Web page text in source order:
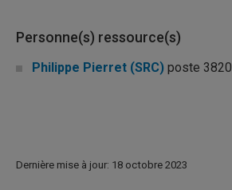
Personne(s) ressource(s)
Philippe Pierret (SRC) poste 3820
Dernière mise à jour: 18 octobre 2023